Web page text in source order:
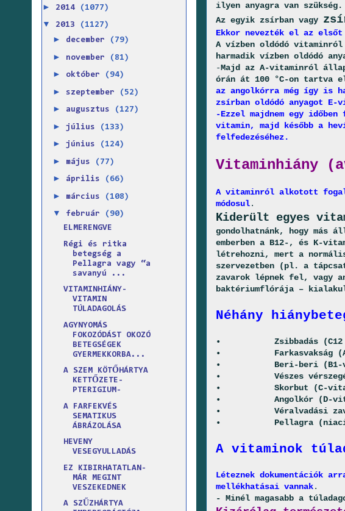
ilyen anyagra van szükség.
Az egyik zsírban vagy
Ekkor nevezték el az
A vízben oldódó
harmadik vízben oldódó
-Majd az A-vitaminról
órán át 100 °C-on tartva
az angolkórra még így is
zsírban oldódó anyagot E-
-Ezzel majdnem egy
vitamin, majd később a
felfedezéséhez.
Vitaminhiány
A vitaminról alkotott
módosul.
Kiderült egyes
gondolhatnánk, hogy más
emberben a B12-, és K-
létrehozni, mert a
szervezetben (pl. a
zavarok lépnek fel, vagy
baktériumflórája –
Néhány
•
Zsibbadás
•
Farkasvakság
•
Beri-beri (B1-
•
Vészes
•
Skorbut (C-
•
Angolkór (D-
•
Véralvadási
•
Pellagra
A vitaminok
Léteznek dokumentációk
mellékhatásai vannak.
- Minél magasabb a
► 2014 (1077)
▼ 2013 (1127)
► december (79)
► november (81)
► október (94)
► szeptember (52)
► augusztus (127)
► július (133)
► június (124)
► május (77)
► április (66)
► március (108)
▼ február
(90)
ELMERENGVE
Régi és ritka
betegség a
Pellagra vagy “a
savanyú ...
VITAMINHIÁNY-
VITAMIN
TÚLADAGOLÁS
AGYNYOMÁS
FOKOZÓDÁST OKOZÓ
BETEGSÉGEK
GYERMEKKORBA...
A SZEM KÖTŐHÁRTYA
KETTŐZETE-
PTERIGIUM-
A FARFEKVÉS
SEMATIKUS
ÁBRÁZOLÁSA
HEVENY
VESEGYULLADÁS
EZ KIBIRHATATLAN-
MÁR MEGINT
VESZEKEDNEK
A SZŰZHÁRTYA